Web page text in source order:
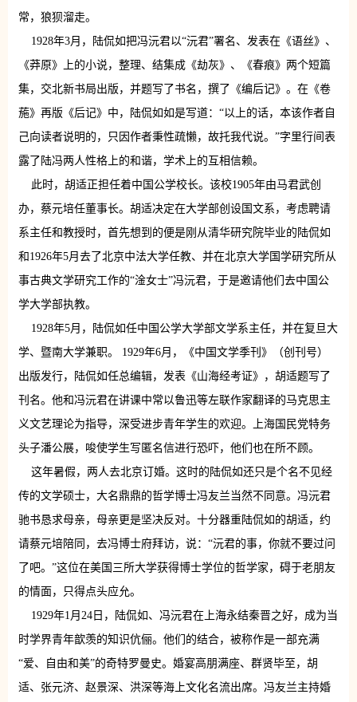
常，狼狈溜走。
1928年3月，陆侃如把冯沅君以“沅君”署名、发表在《语丝》、
《莽原》上的小说，整理、结集成《劫灰》、《春痕》两个短篇
集，交北新书局出版，并题写了书名，撰了《编后记》。在《卷
葹》再版《后记》中，陆侃如如是写道：“以上的话，本该作者自
己向读者说明的，只因作者秉性疏懒，故托我代说。”字里行间表
露了陆冯两人性格上的和谐，学术上的互相信赖。
此时，胡适正担任着中国公学校长。该校1905年由马君武创
办，蔡元培任董事长。胡适决定在大学部创设国文系，考虑聘请
系主任和教授时，首先想到的便是刚从清华研究院毕业的陆侃如
和1926年5月去了北京中法大学任教、并在北京大学国学研究所从
事古典文学研究工作的“淦女士”冯沅君，于是邀请他们去中国公
学大学部执教。
1928年5月，陆侃如任中国公学大学部文学系主任，并在复旦大
学、暨南大学兼职。 1929年6月，《中国文学季刊》（创刊号）
出版发行，陆侃如任总编辑，发表《山海经考证》，胡适题写了
刊名。他和冯沅君在讲课中常以鲁迅等左联作家翻译的马克思主
义文艺理论为指导，深受进步青年学生的欢迎。上海国民党特务
头子潘公展，唆使学生写匿名信进行恐吓，他们也在所不顾。
这年暑假，两人去北京订婚。这时的陆侃如还只是个名不见经
传的文学硕士，大名鼎鼎的哲学博士冯友兰当然不同意。冯沅君
驰书恳求母亲，母亲更是坚决反对。十分器重陆侃如的胡适，约
请蔡元培陪同，去冯博士府拜访，说：“沅君的事，你就不要过问
了吧。”这位在美国三所大学获得博士学位的哲学家，碍于老朋友
的情面，只得点头应允。
1929年1月24日，陆侃如、冯沅君在上海永结秦晋之好，成为当
时学界青年歆羡的知识伉俪。他们的结合，被称作是一部充满
“爱、自由和美”的奇特罗曼史。婚宴高朋满座、群贤毕至，胡
适、张元济、赵景深、洪深等海上文化名流出席。冯友兰主持婚